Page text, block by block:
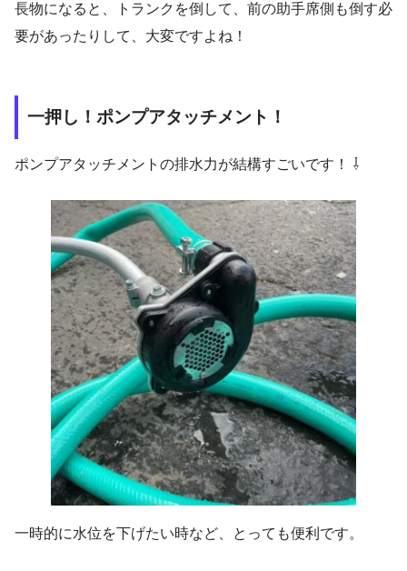
長物になると、トランクを倒して、前の助手席側も倒す必
要があったりして、大変ですよね！
一押し！ポンプアタッチメント！
ポンプアタッチメントの排水力が結構すごいです！ ⇩
一時的に水位を下げたい時など、とっても便利です。